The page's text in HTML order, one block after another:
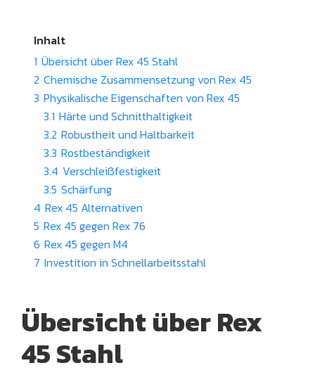
Inhalt
1 Übersicht über Rex 45 Stahl
2 Chemische Zusammensetzung von Rex 45
3 Physikalische Eigenschaften von Rex 45
3.1 Härte und Schnitthaltigkeit
3.2 Robustheit und Haltbarkeit
3.3 Rostbeständigkeit
3.4 Verschleißfestigkeit
3.5 Schärfung
4 Rex 45 Alternativen
5 Rex 45 gegen Rex 76
6 Rex 45 gegen M4
7 Investition in Schnellarbeitsstahl
Übersicht über Rex
45 Stahl